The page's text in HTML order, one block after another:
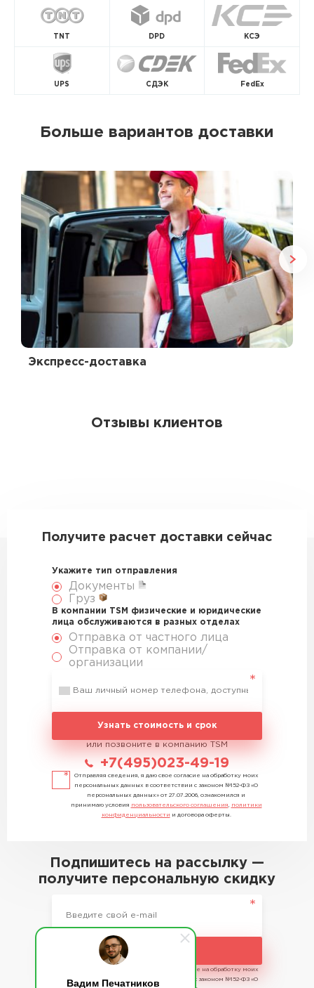
Вадим Печатников
TNT DPD КСЭ
UPS СДЭК FedEx
Больше вариантов доставки
Экспресс-доставка
Отзывы клиентов
Получите расчет доставки сейчас
Укажите тип отправления
Документы
Груз
В компании TSM физические и юридические
лица обслуживаются в разных отделах
Отправка от частного лица
Отправка от компании/
организации
Узнать стоимость и срок
или позвоните в компанию TSM
+7(495)023-49-19
Отправляя сведения, я даю свое согласие на обработку моих
персональных данных в соответствии с законом №152-ФЗ «О
персональных данных» от 27.07.2006, ознакомился и
принимаю условия пользовательского соглашения
политики
конфиденциальности и договора оферты.
Подпишитесь на рассылку —
получите персональную скидку
Подписаться
Отправляя сведения, я даю свое согласие на обработку моих
персональных данных в соответствии с законом №152-ФЗ «О